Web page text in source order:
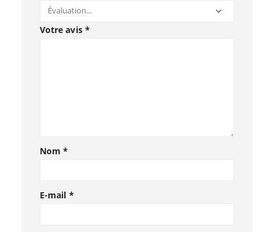
Votre avis *
Nom*
E-mail *